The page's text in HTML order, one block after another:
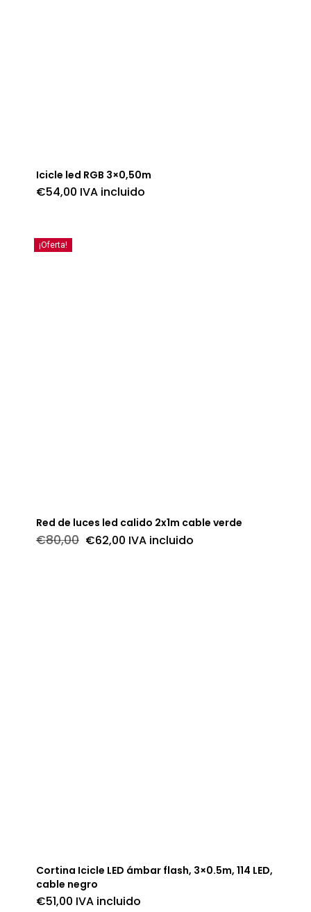
Icicle led RGB 3×0,50m
€54,00 IVA incluido
¡Oferta!
Red de luces led calido 2x1m cable verde
€80,00 El
precio
€62,00El
precio
IVA incluido
Cortina Icicle LED ámbar flash, 3×0.5m, 114 LED,
cable negro
€51,00 IVA incluido